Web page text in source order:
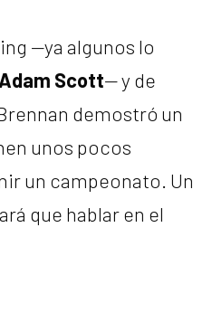
—ya algunos lo
Adam Scott— y de
demostró un
unos pocos
un campeonato. Un
que hablar en el